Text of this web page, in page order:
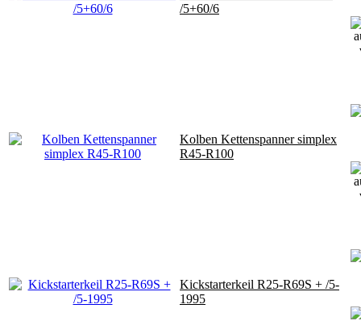
/5+60/6
Kolben Kettenspanner simplex
R45-R100
Kickstarterkeil R25-R69S + /5-
1995